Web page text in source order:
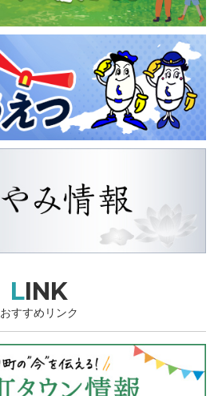
LINK
おすすめリンク